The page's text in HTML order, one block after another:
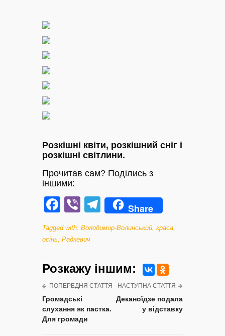
Розкішні квіти, розкішний сніг і
розкішні світлини.
Прочитав сам? Поділись з
іншими:
Facebook
ViberTelegram
Share
Tagged with: Володимир-Волинський краса
осінь Радкевич
Розкажу iншим:
ПОПЕРЕДНЯ СТАТТЯ
Громадські
слухання як пастка.
Для громади
НАСТУПНА СТАТТЯ
Деканоїдзе подала
у відставку